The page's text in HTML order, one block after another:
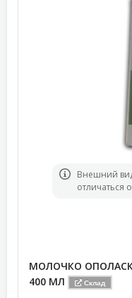
Bнешний
отличаться
МОЛОЧКО
400 МЛ
Склад